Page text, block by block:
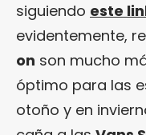
siguiendo este
evidentemente,
on son mucho
óptimo para las
otoño y en